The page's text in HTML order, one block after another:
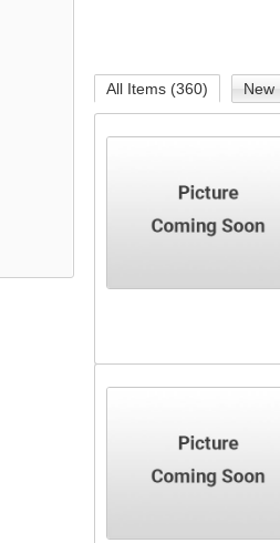
All Items (360) New